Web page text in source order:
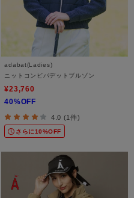
adabat(Ladies)
ニットコンビパデットブルゾン
¥23,760
40%OFF
4.0 (1件)
さらに10%OFF